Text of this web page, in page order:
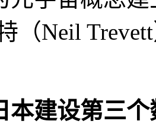
（Neil
本建设第三